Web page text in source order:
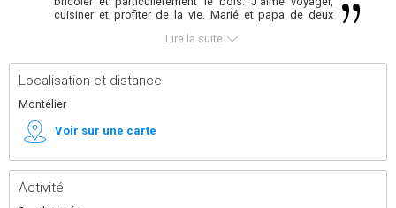
cuisiner et profiter de la vie. Marié et papa de deux
maison à rénover. Donc beaucoup de boulot...
Lire la suite
Localisation et distance
Montélier
Voir sur une carte
Activité